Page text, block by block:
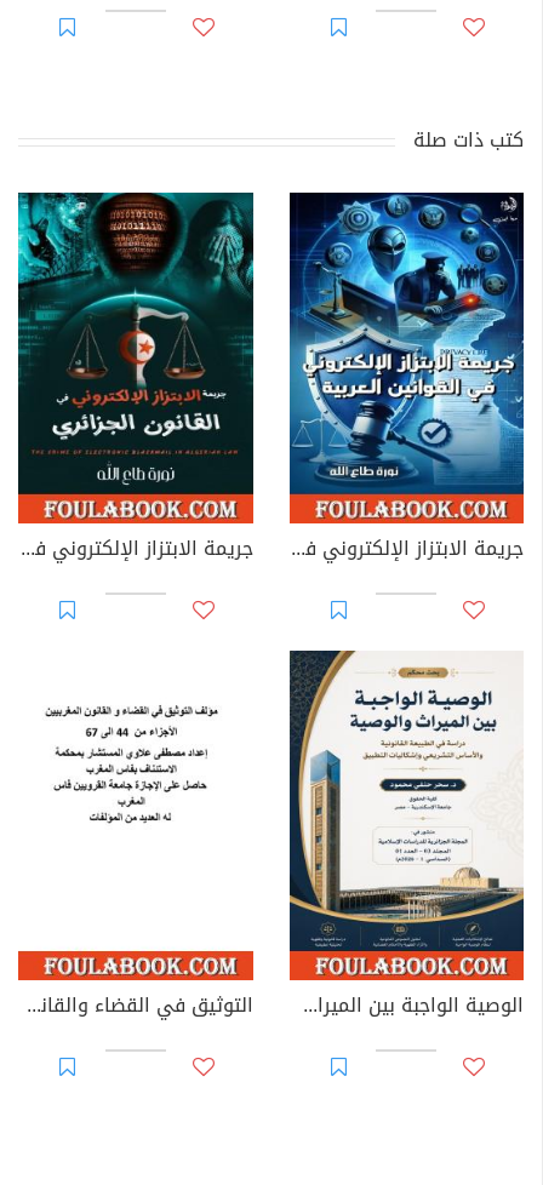
كتب ذات صلة
جريمة الابتزاز الإلكتروني في القوانين العربية جريمة الابتزاز الإلكتروني في القانون الجزائري
الوصية الواجبة بين الميراث والوصية: دراسة في الطبيعة القانونية والأساس التشريعي وإشكاليات التطبيق التوثيق في القضاء والقانون المغربيين - الأجزاء من 44 إلى 67